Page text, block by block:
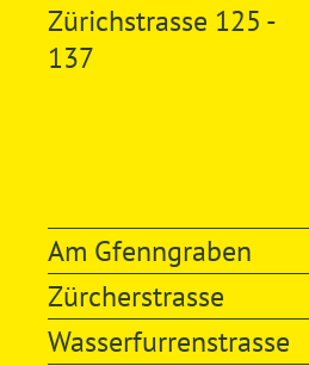
Zürichstrasse 125 -
137
Am Gfenngraben
Zürcherstrasse
Wasserfurrenstrasse